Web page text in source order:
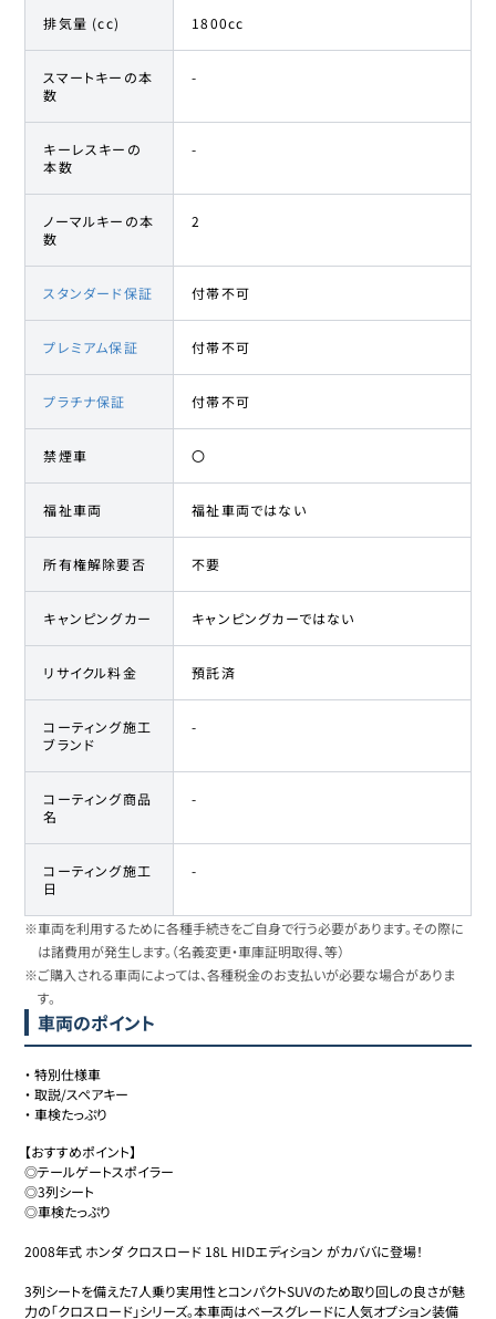
排気量 (cc) 1800cc
スマートキーの本
数
-
キーレスキーの
本数
-
ノーマルキーの本
数
2
スタンダード保証 付帯不可
プレミアム保証 付帯不可
プラチナ保証 付帯不可
禁煙車 〇
福祉車両 福祉車両ではない
所有権解除要否 不要
キャンピングカー キャンピングカーではない
リサイクル料金 預託済
コーティング施工
ブランド
-
コーティング商品
名
-
コーティング施工
日
-
※車両を利用するために各種手続きをご自身で行う必要があります。その際に
は諸費用が発生します。（名義変更・車庫証明取得、等）
※ご購入される車両によっては、各種税金のお支払いが必要な場合がありま
す。
車両のポイント
・特別仕様車
・取説/スペアキー
・車検たっぷり
【おすすめポイント】
◎テールゲートスポイラー
◎3列シート
◎車検たっぷり
2008年式 ホンダ クロスロード 18L HIDエディション がカババに登場！
3列シートを備えた7人乗り実用性とコンパクトSUVのため取り回しの良さが魅
力の「クロスロード」シリーズ。本車両はベースグレードに人気オプション装備